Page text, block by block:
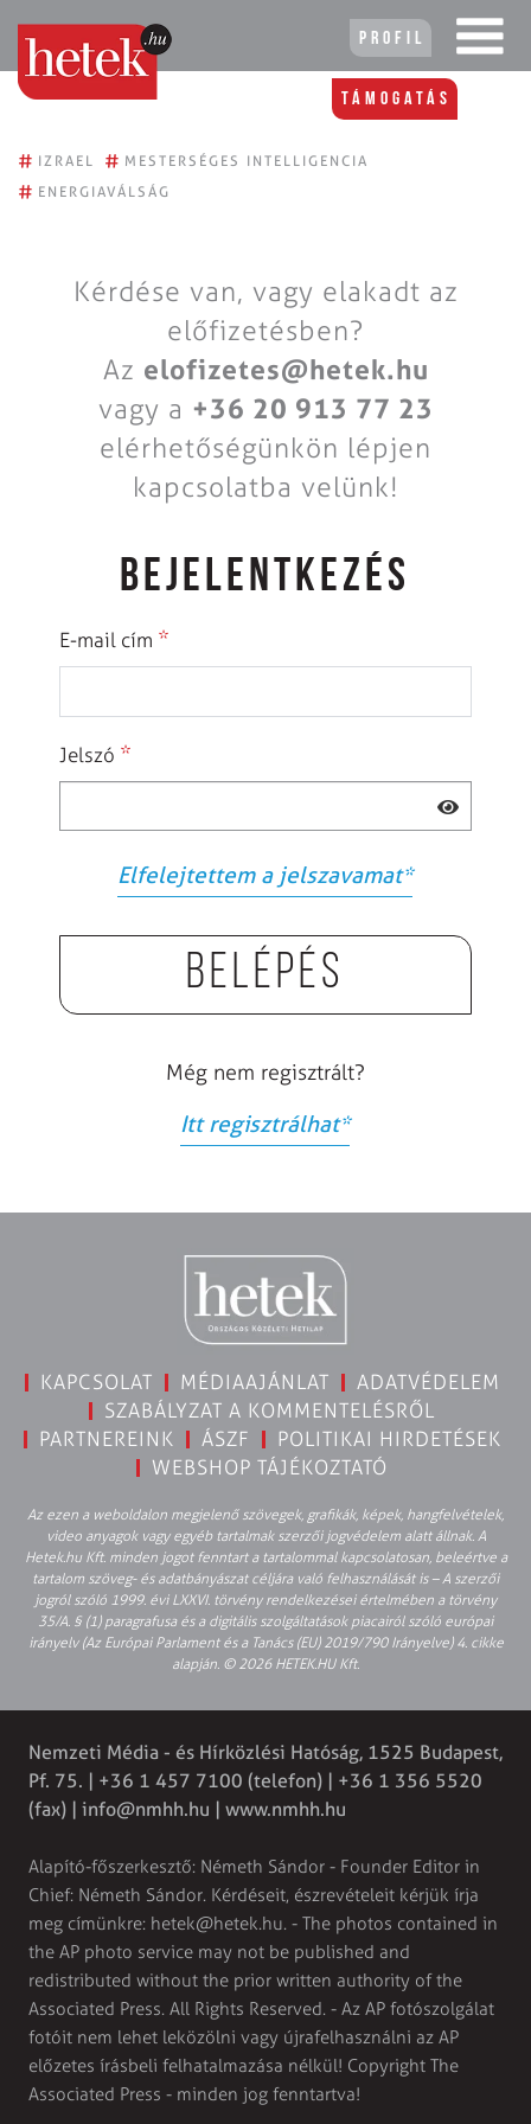
Profil
Támogatás
# IZRAEL # MESTERSÉGES INTELLIGENCIA
# ENERGIAVÁLSÁG
Kérdése van, vagy elakadt az
előfizetésben?
Az elofizetes@hetek.hu
vagy a +36 20 913 77 23
elérhetőségünkön lépjen
kapcsolatba velünk!
BEJELENTKEZÉS
E-mail cím *
Jelszó *
Elfelejtettem a jelszavamat*
Belépés
Még nem regisztrált?
Itt regisztrálhat*
KAPCSOLAT MÉDIAAJÁNLAT
ADATVÉDELEM
SZABÁLYZAT A KOMMENTELÉSRŐL
PARTNEREINK
ÁSZF
POLITIKAI HIRDETÉSEK
WEBSHOP TÁJÉKOZTATÓ
Az ezen a weboldalon megjelenő szövegek, grafikák, képek, hangfelvételek,
video anyagok vagy egyéb tartalmak szerzői jogvédelem alatt állnak. A
Hetek.hu Kft. minden jogot fenntart a tartalommal kapcsolatosan, beleértve a
tartalom szöveg- és adatbányászat céljára való felhasználását is – A szerzői
jogról szóló 1999. évi LXXVI. törvény rendelkezései értelmében a törvény
35/A. § (1) paragrafusa és a digitális szolgáltatások piacairól szóló európai
irányelv (Az Európai Parlament és a Tanács (EU) 2019/790 Irányelve) 4. cikke
alapján. © 2026 HETEK.HU Kft.
Nemzeti Média - és Hírközlési Hatóság, 1525 Budapest,
Pf. 75. | +36 1 457 7100 (telefon) | +36 1 356 5520
(fax) | info@nmhh.hu | www.nmhh.hu
Alapító-főszerkesztő: Németh Sándor - Founder Editor in
Chief: Németh Sándor. Kérdéseit, észrevételeit kérjük írja
meg címünkre: hetek@hetek.hu. - The photos contained in
the AP photo service may not be published and
redistributed without the prior written authority of the
Associated Press. All Rights Reserved. - Az AP fotószolgálat
fotóit nem lehet leközölni vagy újrafelhasználni az AP
előzetes írásbeli felhatalmazása nélkül! Copyright The
Associated Press - minden jog fenntartva!